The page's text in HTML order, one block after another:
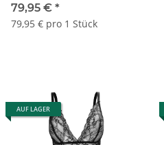
79,95 € *
79,95 € pro 1 Stück
AUF LAGER